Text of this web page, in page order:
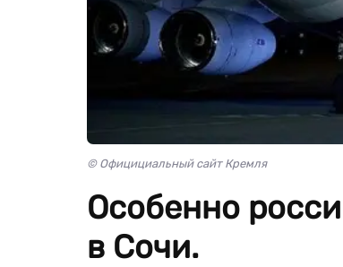
© Официциальный сайт Кремля
Особенно
в Сочи.